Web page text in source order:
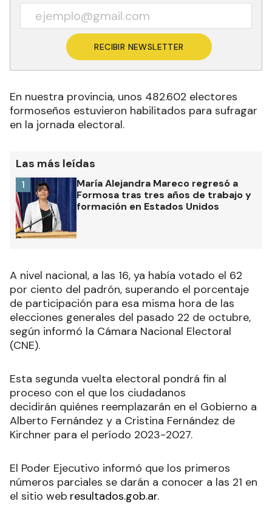
RECIBIR NEWSLETTER
En nuestra provincia, unos 482.602 electores
formoseños estuvieron habilitados para sufragar
en la jornada electoral.
Las más leídas
María Alejandra Mareco regresó a
Formosa tras tres años de trabajo y
formación en Estados Unidos
1
A nivel nacional, a las 16, ya había votado el 62
por ciento del padrón, superando el porcentaje
de participación para esa misma hora de las
elecciones generales del pasado 22 de octubre,
según informó la Cámara Nacional Electoral
(CNE).
Esta segunda vuelta electoral pondrá fin al
proceso con el que los ciudadanos
decidirán quiénes reemplazarán en el Gobierno a
Alberto Fernández y a Cristina Fernández de
Kirchner para el período 2023-2027.
El Poder Ejecutivo informó que los primeros
números parciales se darán a conocer a las 21 en
el sitio web resultados.gob.ar.